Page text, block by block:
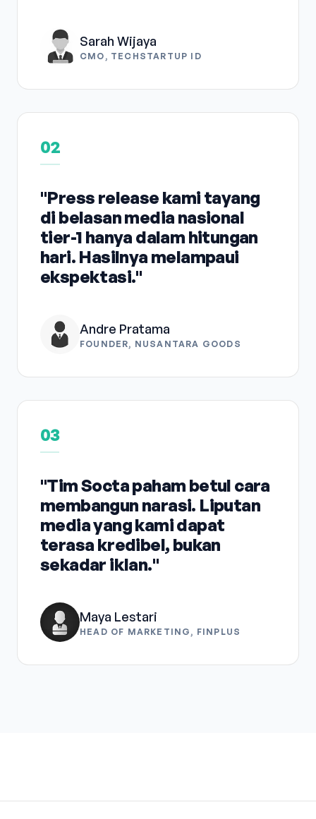
Sarah Wijaya
CMO, TECHSTARTUP ID
02
"Press release kami tayang
di belasan media nasional
tier-1 hanya dalam hitungan
hari. Hasilnya melampaui
ekspektasi."
Andre Pratama
FOUNDER, NUSANTARA GOODS
03
"Tim Socta paham betul cara
membangun narasi. Liputan
media yang kami dapat
terasa kredibel, bukan
sekadar iklan."
Maya Lestari
HEAD OF MARKETING, FINPLUS